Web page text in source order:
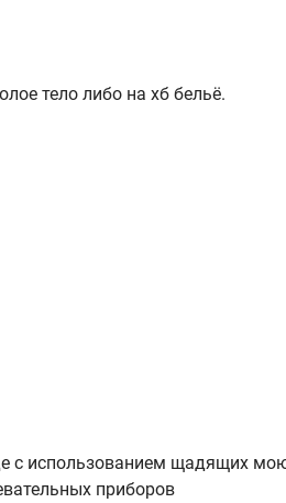
тело либо на хб бельё.
с использованием щадящих
приборов